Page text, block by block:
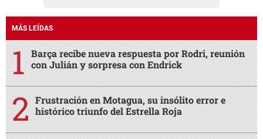
MÁS LEÍDAS
Barça recibe nueva respuesta por Rodri, reunión
con Julián y sorpresa con Endrick
Frustración en Motagua, su insólito error e
histórico triunfo del Estrella Roja